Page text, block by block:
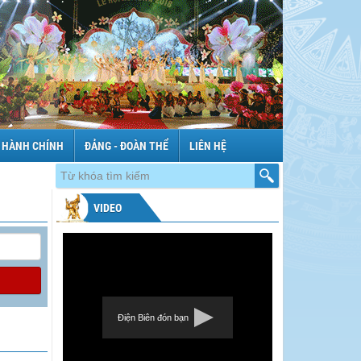
CHÍNH ĐẢNG - ĐOÀN THỂ LIÊN HỆ
VIDEO
Điện Biên đón bạn